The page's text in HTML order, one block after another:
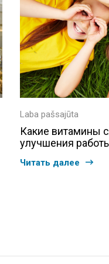
Laba pašsajūta
Какие витамины
улучшения
Читать далее